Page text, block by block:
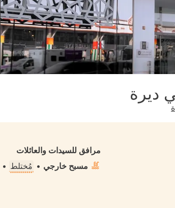
ديرة
مرافق للسيدات والعائلات
مسبح خارجي • مُختلط •